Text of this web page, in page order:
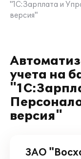
"1C:Зарплата и
версия"
учета на
версия"
ЗАО